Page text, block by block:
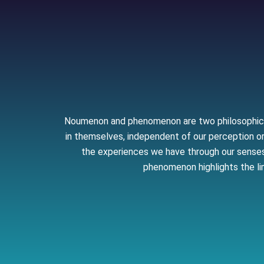
Noumenon and phenomenon are two
in themselves, independent of our perception
the experiences we have through our
phenomenon highlights the